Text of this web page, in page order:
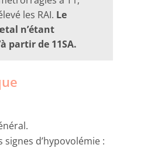
les RAI. Le
n’étant
partir de 11SA.
signes d’hypovolémie :